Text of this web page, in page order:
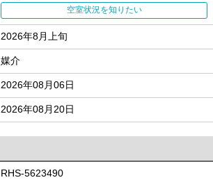
空室状況を知りたい
2026年8月上旬
媒介
2026年08月06日
2026年08月20日
RHS-5623490